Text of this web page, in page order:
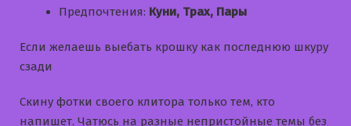
Предпочтения: Куни, Трах, Пары
Если желаешь выебать крошку как последнюю шкуру
сзади
Скину фотки своего клитора только тем, кто
напишет. Чатюсь на разные непристойные темы без